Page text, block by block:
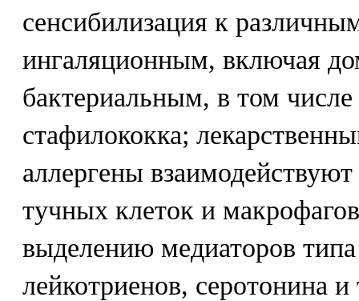
сенсибилизация к
ингаляционным, включая
бактериальным, в том числе
стафилококка;
аллергены
тучных клеток и
выделению медиаторов
лейкотриенов, серотонина